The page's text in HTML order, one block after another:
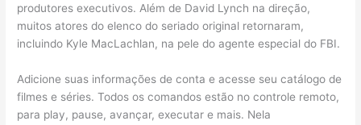
produtores executivos. Além de David Lynch na direção,
muitos atores do elenco do seriado original retornaram,
incluindo Kyle MacLachlan, na pele do agente especial do FBI.
Adicione suas informações de conta e acesse seu catálogo de
filmes e séries. Todos os comandos estão no controle remoto,
para play, pause, avançar, executar e mais. Nela